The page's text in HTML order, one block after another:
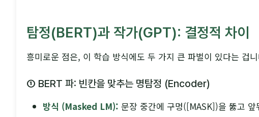
탐정(BERT)과 작가(GPT): 결정적 차이
흥미로운 점은, 이 학습 방식에도 두 가지 큰 파벌이 있다는 겁
① BERT 파: 빈칸을 맞추는 명탐정 (Encoder)
방식 (Masked LM): 문장 중간에 구멍([MASK])을 뚫고